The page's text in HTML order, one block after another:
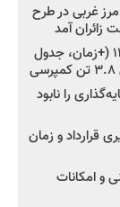
مدیرعامل امدادخودروسایپا: پوشش امدادی ۶ مرز غربی در طرح
شروع فروش ۸ محصول بهمن دیزل -مرداد۱۴۰۵ (+زمان، جدول
را نابود
قرارداد و زمان
و امکانات